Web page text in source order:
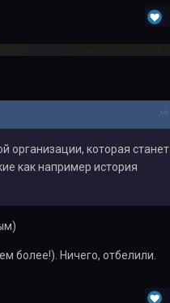
организации, которая станет
как например история
более!). Ничего, отбелили.